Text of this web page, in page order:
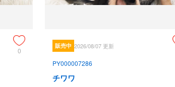
0
販売中 2026/08/07 更新
PY000007286
チワワ